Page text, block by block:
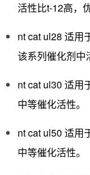
活性比t-12高，
nt cat ul28 适用
该系列催化剂中
nt cat ul30 适用
中等催化活性。
nt cat ul50 适用
中等催化活性。